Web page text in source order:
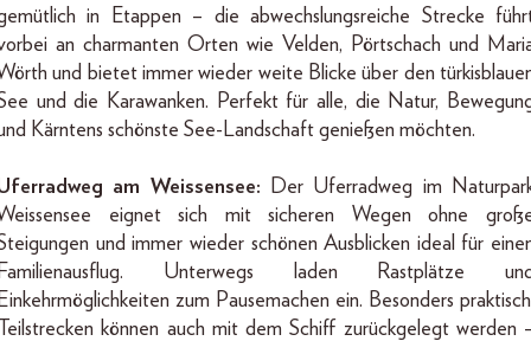
in Etappen – die abwechslungsreiche Strecke
an charmanten Orten wie Velden, Pörtschach und
und bietet immer wieder weite Blicke über den
und die Karawanken. Perfekt für alle, die Natur,
Kärntens schönste See-Landschaft genießen möchten.
am Weissensee:
Der Uferradweg im
eignet sich mit sicheren Wegen ohne
und immer wieder schönen Ausblicken ideal für
Unterwegs laden Rastplätze
zum Pausemachen ein. Besonders
können auch mit dem Schiff zurückgelegt werden